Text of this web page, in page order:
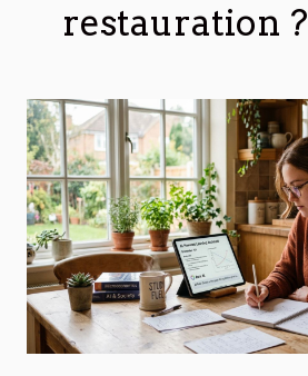
restauration ?